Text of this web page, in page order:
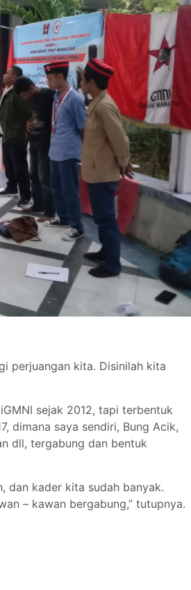
perjuangan kita. Disinilah kita
sejak 2012, tapi terbentuk
dimana saya sendiri, Bung Acik,
dll, tergabung dan bentuk
dan kader kita sudah banyak.
– kawan bergabung,” tutupnya.